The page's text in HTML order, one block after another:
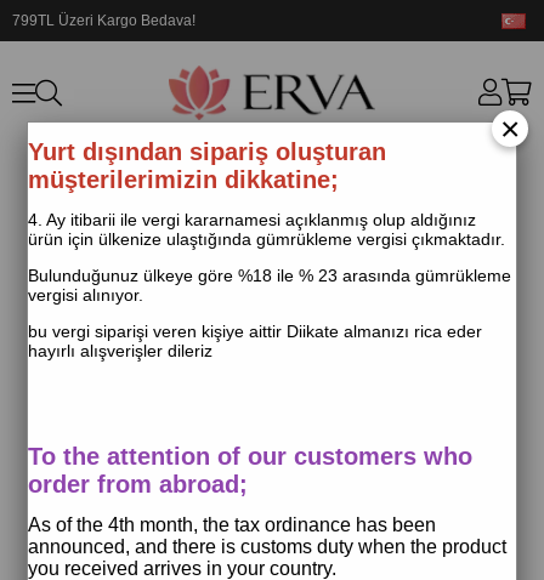
799TL Üzeri Kargo Bedava!
×
Yurt dışından sipariş oluşturan
müşterilerimizin dikkatine;
4. Ay itibarii ile vergi kararnamesi açıklanmış olup aldığınız
ürün için ülkenize ulaştığında gümrükleme vergisi çıkmaktadır.
Bulunduğunuz ülkeye göre %18 ile % 23 arasında gümrükleme
vergisi alınıyor.
bu vergi siparişi veren kişiye aittir Diikate almanızı rica eder
hayırlı alışverişler dileriz
To the attention of our customers who
order from abroad;
As of the 4th month, the tax ordinance has been
announced, and there is customs duty when the product
you received arrives in your country.